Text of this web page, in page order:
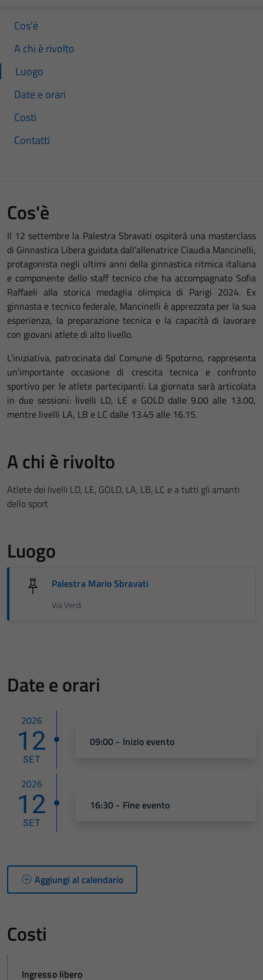
Cos'è
A chi è rivolto
Luogo
Date e orari
Costi
Contatti
Cos'è
Il 12 settembre la Palestra Sbravati ospiterà una masterclass
di Ginnastica Libera guidata dall’allenatrice Claudia Mancinelli,
protagonista negli ultimi anni della ginnastica ritmica italiana
e componente dello staff tecnico che ha accompagnato Sofia
Raffaeli alla storica medaglia olimpica di Parigi 2024. Ex
ginnasta e tecnico federale, Mancinelli è apprezzata per la sua
esperienza, la preparazione tecnica e la capacità di lavorare
con giovani atlete di alto livello.
L’iniziativa, patrocinata dal Comune di Spotorno, rappresenta
un’importante occasione di crescita tecnica e confronto
sportivo per le atlete partecipanti. La giornata sarà articolata
in due sessioni: livelli LD, LE e GOLD dalle 9.00 alle 13.00,
mentre livelli LA, LB e LC dalle 13.45 alle 16.15.
A chi è rivolto
Atlete dei livelli LD, LE, GOLD, LA, LB, LC e a tutti gli amanti
dello sport
Luogo
Palestra Mario Sbravati
Via Verdi
Date e orari
2026
12
SET
09:00 - Inizio evento
2026
12
SET
16:30 - Fine evento
Aggiungi al calendario
Costi
Ingresso libero